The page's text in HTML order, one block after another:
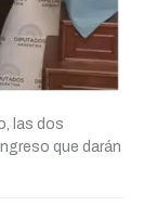
las dos
que darán